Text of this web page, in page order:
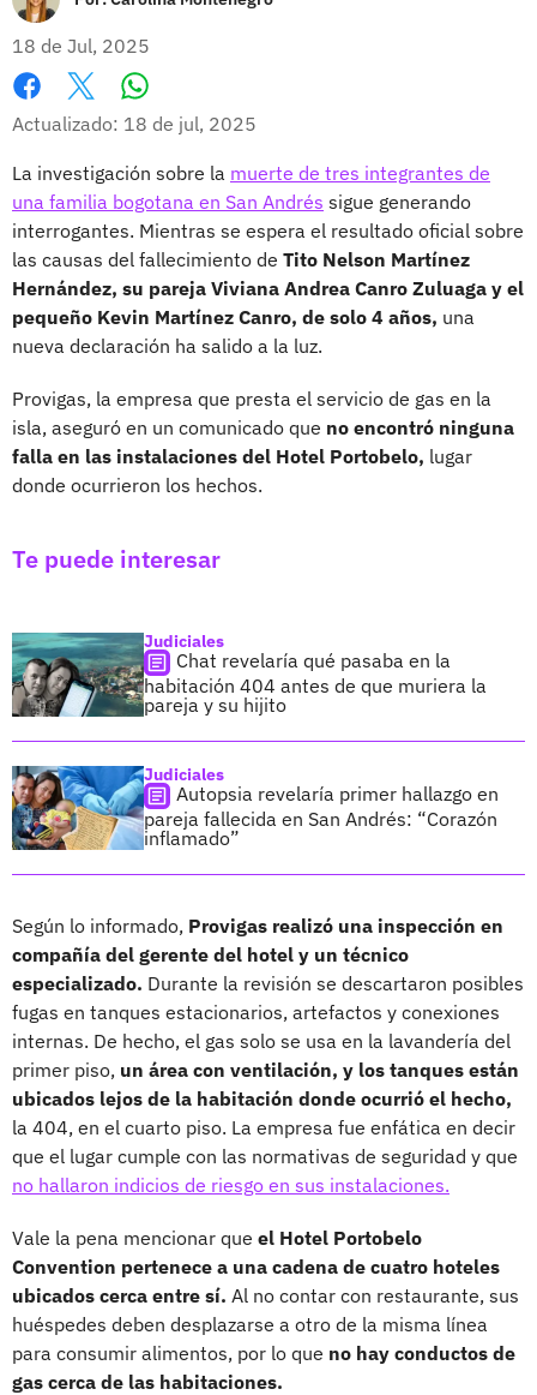
18 de Jul, 2025
Facebook
X
Actualizado: 18 de jul, 2025
La investigación sobre la muerte de tres integrantes de
una familia bogotana en San Andrés sigue generando
interrogantes. Mientras se espera el resultado oficial sobre
las causas del fallecimiento de Tito Nelson Martínez
Hernández, su pareja Viviana Andrea Canro Zuluaga y el
pequeño Kevin Martínez Canro, de solo 4 años, una
nueva declaración ha salido a la luz.
Provigas, la empresa que presta el servicio de gas en la
isla, aseguró en un comunicado que no encontró ninguna
falla en las instalaciones del Hotel Portobelo, lugar
donde ocurrieron los hechos.
Te puede interesar
Judiciales
Chat revelaría qué pasaba en la
habitación 404 antes de que muriera la
pareja y su hijito
Judiciales
Autopsia revelaría primer hallazgo en
pareja fallecida en San Andrés: “Corazón
inflamado”
Según lo informado, Provigas realizó una inspección en
compañía del gerente del hotel y un técnico
especializado. Durante la revisión se descartaron posibles
fugas en tanques estacionarios, artefactos y conexiones
internas. De hecho, el gas solo se usa en la lavandería del
primer piso, un área con ventilación, y los tanques están
ubicados lejos de la habitación donde ocurrió el hecho,
la 404, en el cuarto piso. La empresa fue enfática en decir
que el lugar cumple con las normativas de seguridad y que
no hallaron indicios de riesgo en sus instalaciones.
Vale la pena mencionar que el Hotel Portobelo
Convention pertenece a una cadena de cuatro hoteles
ubicados cerca entre sí. Al no contar con restaurante, sus
huéspedes deben desplazarse a otro de la misma línea
para consumir alimentos, por lo que no hay conductos de
gas cerca de las habitaciones.